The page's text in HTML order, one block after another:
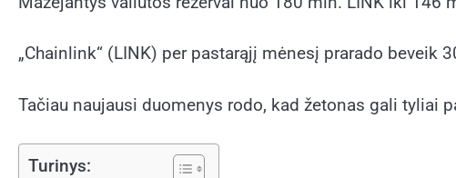
„Chainlink“ (LINK) per pastarąjį mėnesį prarado beveik
Tačiau naujausi duomenys rodo, kad žetonas gali tyliai
Turinys: